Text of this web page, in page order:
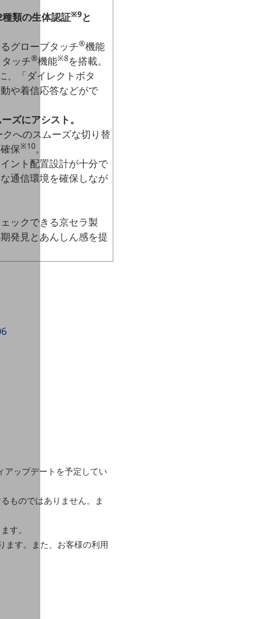
類の生体認証※9と
グローブタッチ®機能
ッチ®機能※8を搭載。
、「ダイレクトボタ
や着信応答などがで
ズにアシスト。
へのスムーズな切り替
保※10。
ント配置設計が十分で
通信環境を確保しなが
ックできる京セラ製
発見とあんしん感を提
ップデートを予定してい
ものではありません。ま
す。
ます。また、お客様の利用